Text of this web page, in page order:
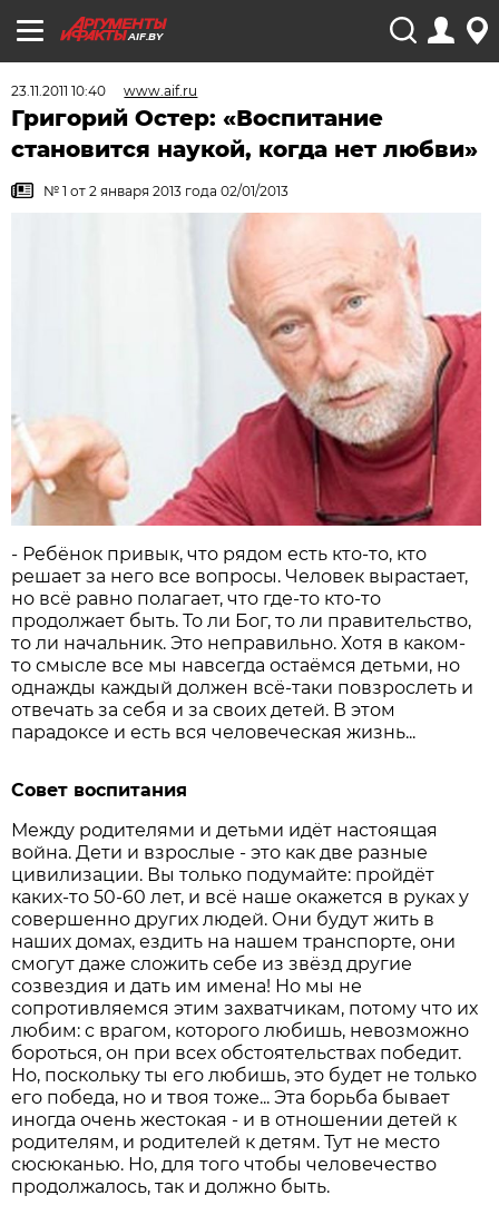
AIF.BY
23.11.2011 10:40 www.aif.ru
Григорий Остер: «Воспитание
становится наукой, когда нет любви»
№ 1 от 2 января 2013 года 02/01/2013
- Ребёнок привык, что рядом есть кто-то, кто
решает за него все вопросы. Человек вырастает,
но всё равно полагает, что где-то кто-то
продолжает быть. То ли Бог, то ли правительство,
то ли начальник. Это неправильно. Хотя в каком-
то смысле все мы навсегда остаёмся детьми, но
однажды каждый должен всё-таки повзрослеть и
отвечать за себя и за своих детей. В этом
парадоксе и есть вся человеческая жизнь...
Совет воспитания
Между родителями и детьми идёт настоящая
война. Дети и взрослые - это как две разные
цивилизации. Вы только подумайте: пройдёт
каких-то 50-60 лет, и всё наше окажется в руках у
совершенно других людей. Они будут жить в
наших домах, ездить на нашем транспорте, они
смогут даже сложить себе из звёзд другие
созвездия и дать им имена! Но мы не
сопротивляемся этим захватчикам, потому что их
любим: с врагом, которого любишь, невозможно
бороться, он при всех обстоятельствах победит.
Но, поскольку ты его любишь, это будет не только
его победа, но и твоя тоже... Эта борьба бывает
иногда очень жестокая - и в отношении детей к
родителям, и родителей к детям. Тут не место
сюсюканью. Но, для того чтобы человечество
продолжалось, так и должно быть.